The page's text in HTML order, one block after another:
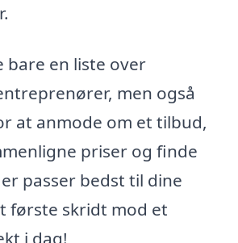
bare en liste over
men også
at anmode om et tilbud,
priser og finde
passer bedst til dine
første skridt mod et